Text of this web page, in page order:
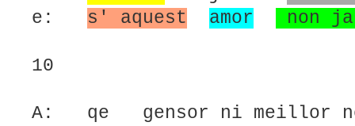
e: s' aquest amor non
10
A: qe gensor ni meillor